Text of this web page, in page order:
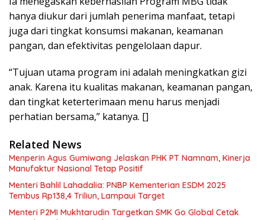
hanya diukur dari jumlah penerima manfaat, tetapi
juga dari tingkat konsumsi makanan, keamanan
pangan, dan efektivitas pengelolaan dapur.
“Tujuan utama program ini adalah meningkatkan gizi
anak. Karena itu kualitas makanan, keamanan pangan,
dan tingkat keterterimaan menu harus menjadi
perhatian bersama,” katanya. []
Related News
Menperin Agus Gumiwang Jelaskan PHK PT Namnam, Kinerja
Manufaktur Nasional Tetap Positif
Menteri Bahlil Lahadalia: PNBP Kementerian ESDM 2025
Tembus Rp138,4 Triliun, Lampaui Target
Menteri P2MI Mukhtarudin Targetkan SMK Go Global Cetak